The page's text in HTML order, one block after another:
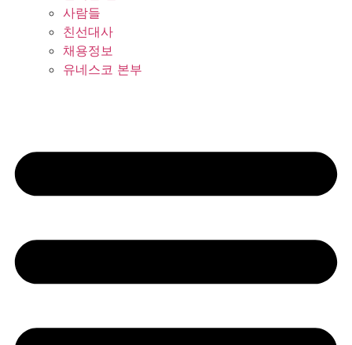
사람들
친선대사
채용정보
유네스코 본부